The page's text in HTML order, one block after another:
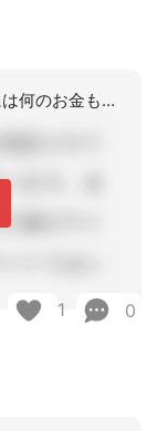
算定するのは医療機関側ですから、GHには何のお金も入りません
1 0